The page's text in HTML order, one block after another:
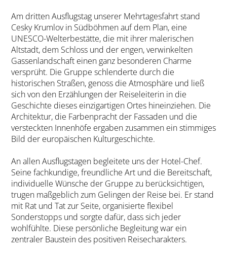
Am dritten Ausflugstag unserer Mehrtagesfahrt stand
Cesky Krumlov in Südböhmen auf dem Plan, eine
UNESCO-Welterbestätte, die mit ihrer malerischen
Altstadt, dem Schloss und der engen, verwinkelten
Gassenlandschaft einen ganz besonderen Charme
versprüht. Die Gruppe schlenderte durch die
historischen Straßen, genoss die Atmosphäre und ließ
sich von den Erzählungen der Reiseleiterin in die
Geschichte dieses einzigartigen Ortes hineinziehen. Die
Architektur, die Farbenpracht der Fassaden und die
versteckten Innenhöfe ergaben zusammen ein stimmiges
Bild der europäischen Kulturgeschichte.
An allen Ausflugstagen begleitete uns der Hotel-Chef.
Seine fachkundige, freundliche Art und die Bereitschaft,
individuelle Wünsche der Gruppe zu berücksichtigen,
trugen maßgeblich zum Gelingen der Reise bei. Er stand
mit Rat und Tat zur Seite, organisierte flexibel
Sonderstopps und sorgte dafür, dass sich jeder
wohlfühlte. Diese persönliche Begleitung war ein
zentraler Baustein des positiven Reisecharakters.